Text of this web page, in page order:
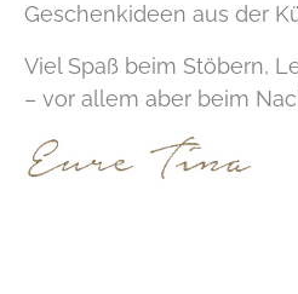
Geschenkideen aus der
Viel Spaß beim Stöbern,
– vor allem aber beim